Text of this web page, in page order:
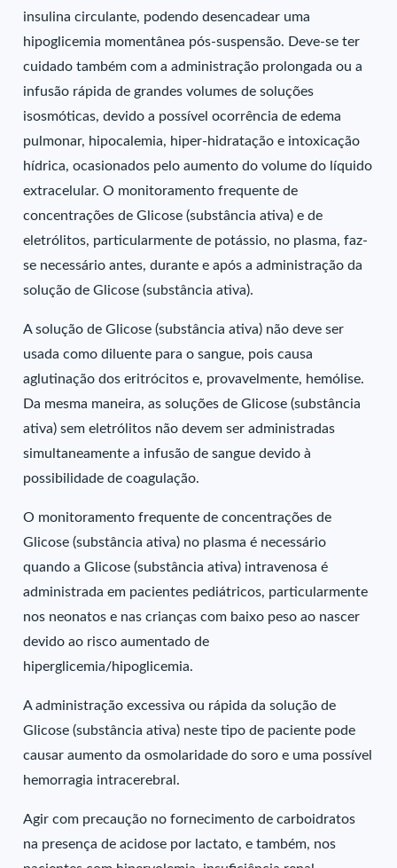
insulina circulante, podendo desencadear uma
hipoglicemia momentânea pós-suspensão. Deve-se ter
cuidado também com a administração prolongada ou a
infusão rápida de grandes volumes de soluções
isosmóticas, devido a possível ocorrência de edema
pulmonar, hipocalemia, hiper-hidratação e intoxicação
hídrica, ocasionados pelo aumento do volume do líquido
extracelular. O monitoramento frequente de
concentrações de Glicose (substância ativa) e de
eletrólitos, particularmente de potássio, no plasma, faz-
se necessário antes, durante e após a administração da
solução de Glicose (substância ativa).
A solução de Glicose (substância ativa) não deve ser
usada como diluente para o sangue, pois causa
aglutinação dos eritrócitos e, provavelmente, hemólise.
Da mesma maneira, as soluções de Glicose (substância
ativa) sem eletrólitos não devem ser administradas
simultaneamente a infusão de sangue devido à
possibilidade de coagulação.
O monitoramento frequente de concentrações de
Glicose (substância ativa) no plasma é necessário
quando a Glicose (substância ativa) intravenosa é
administrada em pacientes pediátricos, particularmente
nos neonatos e nas crianças com baixo peso ao nascer
devido ao risco aumentado de
hiperglicemia/hipoglicemia.
A administração excessiva ou rápida da solução de
Glicose (substância ativa) neste tipo de paciente pode
causar aumento da osmolaridade do soro e uma possível
hemorragia intracerebral.
Agir com precaução no fornecimento de carboidratos
na presença de acidose por lactato, e também, nos